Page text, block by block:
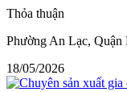
Thỏa thuận
Phường An Lạc,
18/05/2026